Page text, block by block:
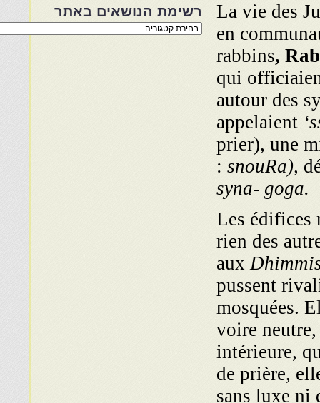
La vie des
en
rabbins,
qui
autour des
appelaient
prier), une
: snouRa),
syna- goga.
Les édifices
rien des
aux
pussent
mosquées.
voire
intérieure,
de prière,
sans luxe ni
רשימת הנושאים באתר
רשימת
הנושאים